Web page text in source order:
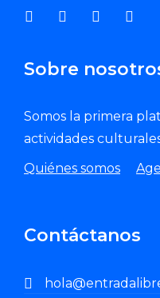
Sobre
Somos la primera
actividades
Quiénes somos
Contáctanos